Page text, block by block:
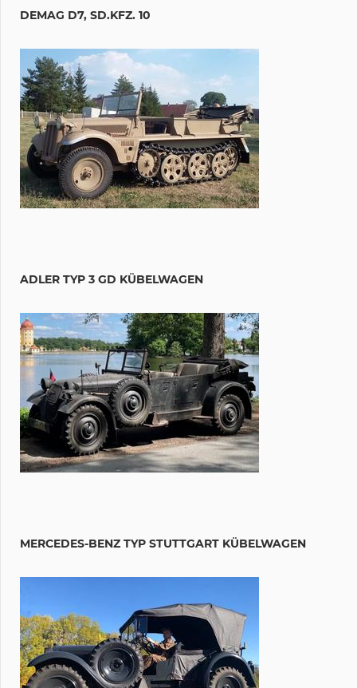
DEMAG D7, SD.KFZ. 10
ADLER TYP 3 GD KÜBELWAGEN
MERCEDES-BENZ TYP STUTTGART KÜBELWAGEN